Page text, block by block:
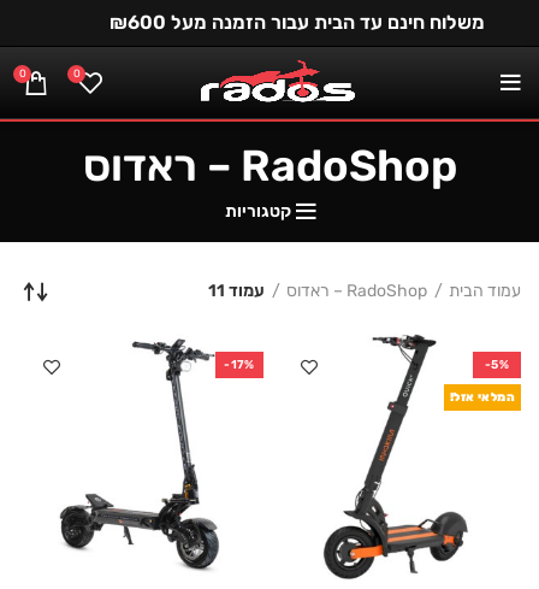
משלוח חינם עד הבית עבור הזמנה מעל ₪600
0
0
RadoShop – ראדוס
קטגוריות
עמוד הבית RadoShop – ראדוס עמוד 11
-5%
המלאי אזל!
-17%